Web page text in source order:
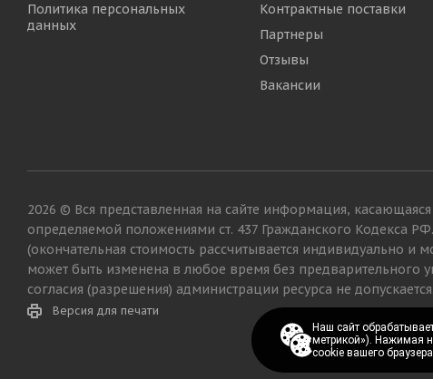
Политика персональных
данных
Контрактные поставки
Партнеры
Отзывы
Вакансии
2026 © Вся представленная на сайте информация,
определяемой положениями ст. 437 Гражданского Кодекса
(окончательная стоимость рассчитывается индивидуально
может быть изменена в любое время без предварительного
согласия (разрешения) администрации ресурса не допускается.
Версия для печати
Наш сайт
метрикой»). Нажимая
cookie вашего
Наш сайт
метрикой»). Нажимая
cookie вашего